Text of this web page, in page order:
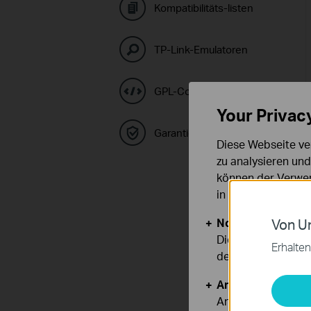
Kompatibilitäts-listen
TP-Link-Emulatoren
GPL-Code-Center
Garantie
Von
Your
Diese Webseite
zu analysieren
können der
in unseren
Notwendige
Diese Cookies
deaktiviert
Analyse- und
Analyse-Cookies